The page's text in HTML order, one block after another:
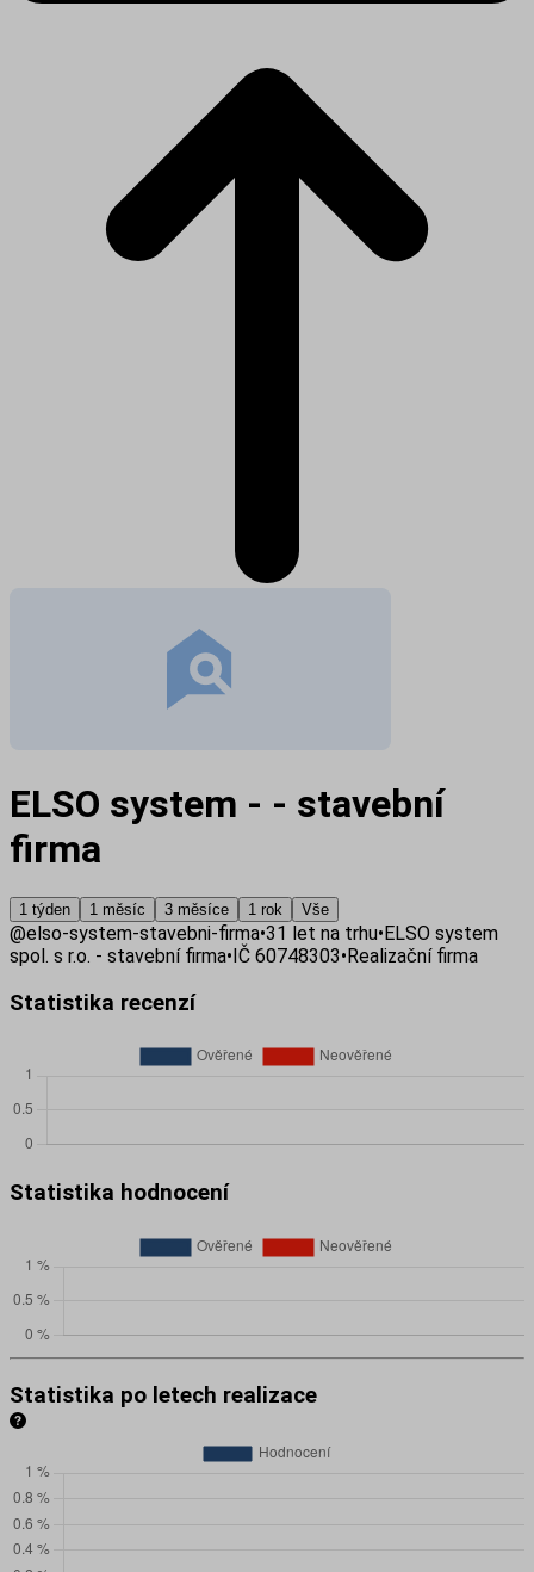
ELSO system - - stavební
firma
1 týden 1 měsíc 3 měsíce 1 rok Vše
@elso-system-stavebni-firma•31 let na trhu•ELSO system
spol. s r.o. - stavební firma•IČ 60748303•Realizační firma
Statistika recenzí
Statistika hodnocení
Statistika po letech realizace